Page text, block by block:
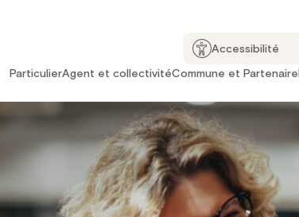
Accessibilité
ParticulierAgent et collectivitéCommune et Partenaire